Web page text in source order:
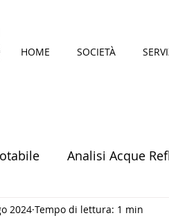
HOME SOCIETÀ
Analisi Acque
2024 Tempo di lettura: 1 min